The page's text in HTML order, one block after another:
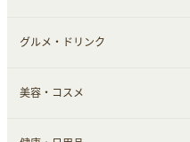
総合通販
デパート・スーパー
すべて見る
ファッション
グルメ・ドリンク
すべて見る
美容・コスメ